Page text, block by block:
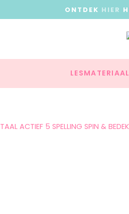
ONTDEK HIER
LESMATERIAAL
TAAL ACTIEF 5 SPELLING SPIN &